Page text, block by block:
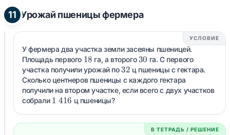
11 Урожай пшеницы фермера
УСЛОВИЕ
У фермера два участка земли засеяны пшеницей.
Площадь первого 18
18 га, а второго30
30 га. С первого
участка получили урожай по32
32 ц пшеницы с гектара.
Сколько центнеров пшеницы с каждого гектара
получили на втором участке, если всего с двух участков
собрали 1\;416
1 416 ц пшеницы?
В ТЕТРАДЬ / РЕШЕНИЕ